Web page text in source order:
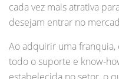
cada vez mais atrativa
desejam entrar no
Ao adquirir uma
todo o suporte e know-